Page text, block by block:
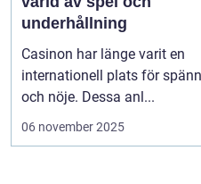
underhållning
Casinon har länge varit en
internationell plats för
och nöje. Dessa anl...
06 november 2025